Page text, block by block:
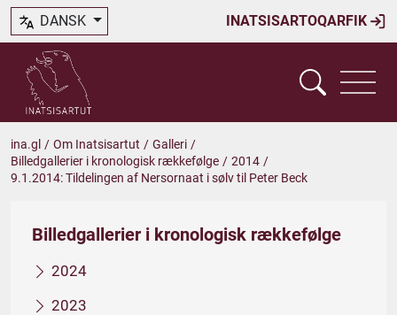
INATSISARTOQARFIK
DANSK
ina.gl / Om Inatsisartut / Galleri /
Billedgallerier i kronologisk rækkefølge / 2014 /
9.1.2014: Tildelingen af Nersornaat i sølv til Peter Beck
Billedgallerier i kronologisk rækkefølge
2024
2023